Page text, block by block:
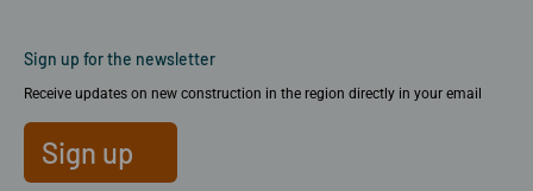
Sign up for the newsletter
Receive updates on new construction in the region directly in your email
Sign up